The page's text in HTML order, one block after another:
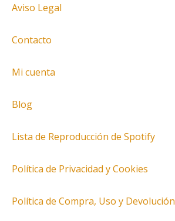
Aviso Legal
Contacto
Mi cuenta
Blog
Lista de Reproducción de Spotify
Política de Privacidad y Cookies
Política de Compra, Uso y Devolución